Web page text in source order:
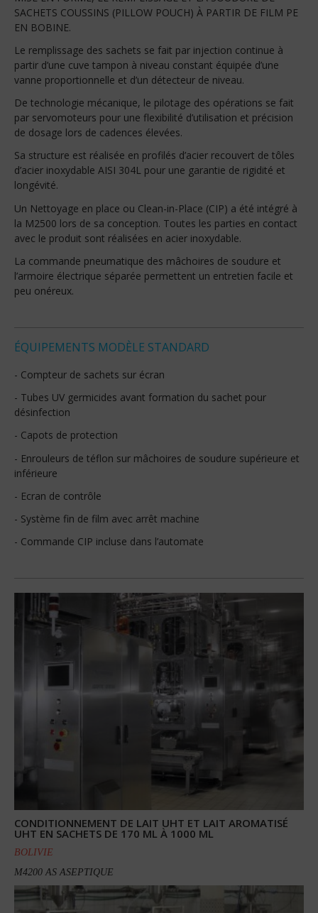
SACHETS COUSSINS (PILLOW POUCH) À PARTIR DE FILM PE
EN BOBINE.
Le remplissage des sachets se fait par injection continue à
partir d’une cuve tampon à niveau constant équipée d’une
vanne proportionnelle et d’un détecteur de niveau.
De technologie mécanique, le pilotage des opérations se fait
par servomoteurs pour une flexibilité d’utilisation et précision
de dosage lors de cadences élevées.
Sa structure est réalisée en profilés d’acier recouvert de tôles
d’acier inoxydable AISI 304L pour une garantie de rigidité et
longévité.
Un Nettoyage en place ou Clean-in-Place (CIP) a été intégré à
la M2500 lors de sa conception. Toutes les parties en contact
avec le produit sont réalisées en acier inoxydable.
La commande pneumatique des mâchoires de soudure et
l’armoire électrique séparée permettent un entretien facile et
peu onéreux.
ÉQUIPEMENTS MODÈLE STANDARD
- Compteur de sachets sur écran
- Tubes UV germicides avant formation du sachet pour
désinfection
- Capots de protection
- Enrouleurs de téflon sur mâchoires de soudure supérieure et
inférieure
- Ecran de contrôle
- Système fin de film avec arrêt machine
- Commande CIP incluse dans l’automate
CONDITIONNEMENT DE LAIT UHT ET LAIT AROMATISÉ
UHT EN SACHETS DE 170 ML À 1000 ML
BOLIVIE
M4200 AS ASEPTIQUE